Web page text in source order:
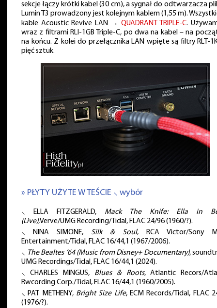
sekcje łączy krótki kabel (30 cm), a sygnał do odtwarzacza
Lumin T3 prowadzony jest kolejnym kablem (1,55 m).
kable Acoustic Revive LAN → QUADRANT TRIPLE-C.
wraz z filtrami RLI-1GB Triple-C, po dwa na kabel – na
na końcu. Z kolei do przełącznika LAN wpięte są filtry RLT-
pięć sztuk.
» PŁYTY UŻYTE W TEŚCIE ⸜ wybór
⸜ ELLA FITZGERALD, Mack The Knife: Ella in
(Live),Verve/UMG Recording/Tidal, FLAC 24/96 (1960/?).
⸜ NINA SIMONE, Silk & Soul, RCA Victor/Sony
Entertainment/Tidal, FLAC 16/44,1 (1967/2006).
⸜ The Bealtes ’64 (Music from Disney+ Documentary),
UMG Recordings/Tidal, FLAC 16/44,1 (2024).
⸜ CHARLES MINGUS, Blues & Roots, Atlantic Recors/
Rwcording Corp./Tidal, FLAC 16/44,1 (1960/2005).
⸜ PAT METHENY, Bright Size Life, ECM Records/Tidal, FLAC
(1976/?).